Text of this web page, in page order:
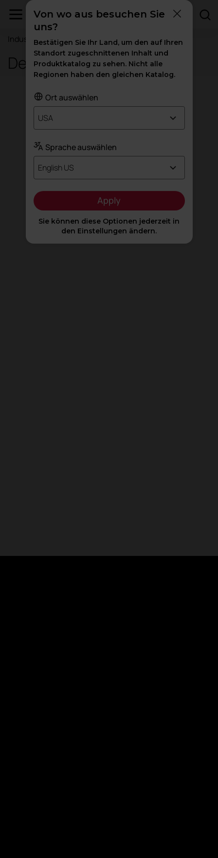
Industry
Design Meets
Von wo aus besuchen Sie
uns?
Bestätigen Sie Ihr Land, um den auf Ihren
Standort zugeschnittenen Inhalt und
Produktkatalog zu sehen. Nicht alle
Regionen haben den gleichen Katalog.
Ort auswählen
USA
Sprache auswählen
English US
Apply
Sie können diese Optionen jederzeit in
den Einstellungen ändern.